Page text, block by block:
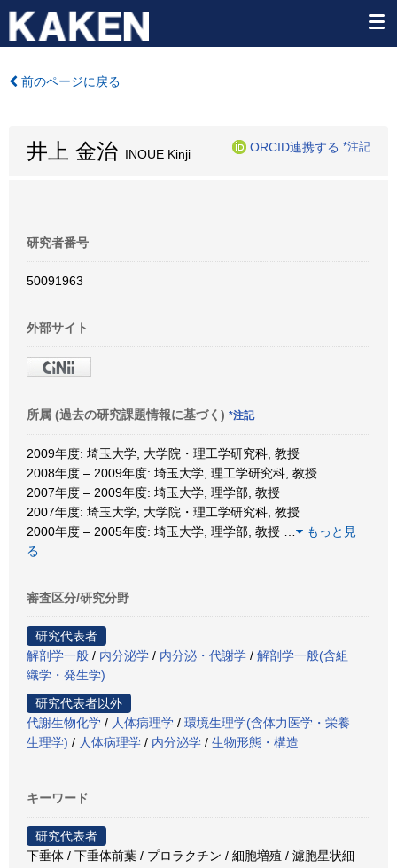
前のページに戻る
井上 金治 INOUE Kinji
ORCID連携する *注記
研究者番号
50091963
外部サイト
所属 (過去の研究課題情報に基づく) *注記
2009年度: 埼玉大学, 大学院・理工学研究科, 教授
2008年度 – 2009年度: 埼玉大学, 理工学研究科, 教授
2007年度 – 2009年度: 埼玉大学, 理学部, 教授
2007年度: 埼玉大学, 大学院・理工学研究科, 教授
2000年度 – 2005年度: 埼玉大学, 理学部, 教授
もっと見
る
審査区分/研究分野
研究代表者
解剖学一般 / 内分泌学 / 内分泌・代謝学 / 解剖学一般(含組
織学・発生学)
研究代表者以外
代謝生物化学 / 人体病理学 / 環境生理学(含体力医学・栄養
生理学) / 人体病理学 / 内分泌学 / 生物形態・構造
キーワード
研究代表者
下垂体 / 下垂体前葉 / プロラクチン / 細胞増殖 / 濾胞星状細